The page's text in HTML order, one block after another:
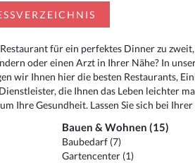
für ein perfektes Dinner zu
oder einen Arzt in Ihrer Nähe? In
wir Ihnen hier die besten Restaurants,
die Ihnen das Leben leichter
Ihre Gesundheit. Lassen Sie sich bei
Bauen & Wohnen (15)
Baubedarf (7)
Gartencenter (1)